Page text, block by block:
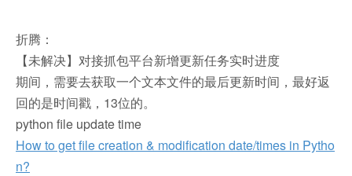
折腾：
【未解决】对接抓包平台新增更新任务实时进度
期间，需要去获取一个文本文件的最后更新时间，最好返
回的是时间戳，13位的。
python file update time
How to get file creation & modification date/times in Pytho
n?